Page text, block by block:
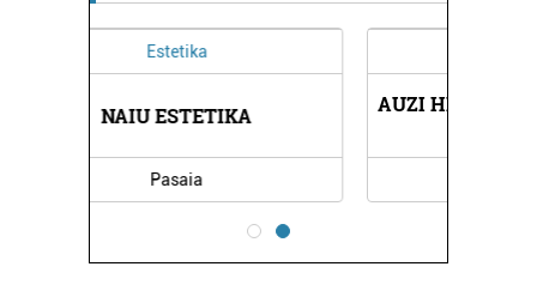
Higiezin agentziak
AUZI HIGIEZINEN ETA ZERBITZU
JUR
Errenteria-Orereta